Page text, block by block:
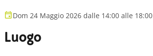
Dom 24 Maggio 2026 dalle 14:00 alle 18:00
Luogo